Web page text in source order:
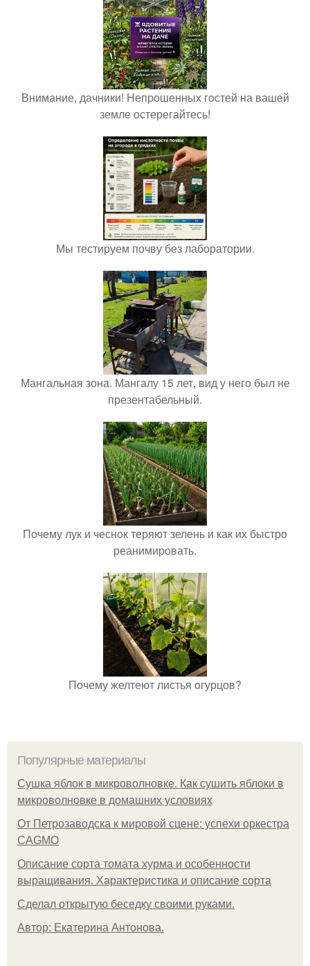
Внимание, дачники! Непрошенных гостей на вашей
земле остерегайтесь!
Мы тестируем почву без лаборатории.
Мангальная зона. Мангалу 15 лет, вид у него был не
презентабельный.
Почему лук и чеснок теряют зелень и как их быстро
реанимировать.
Почему желтеют листья огурцов?
Популярные материалы
Сушка яблок в микроволновке. Как сушить яблоки в
микроволновке в домашних условиях
От Петрозаводска к мировой сцене: успехи оркестра
CAGMO
Описание сорта томата хурма и особенности
выращивания. Характеристика и описание сорта
Сделал открытую беседку своими руками.
Автор: Екатерина Антонова.